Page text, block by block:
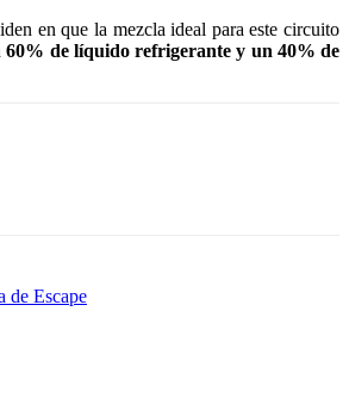
en que la mezcla ideal para este circuito
60% de líquido refrigerante y un 40% de
de Escape